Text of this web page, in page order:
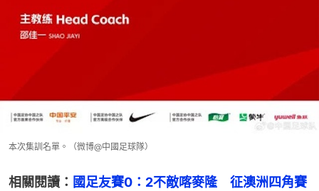
本次集訓名單。（微博@中國足球隊）
相關閱讀： 國足友賽0：2不敵喀麥隆　征澳洲四角賽